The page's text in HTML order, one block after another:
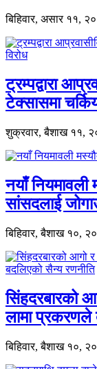
बिहिवार, असार ११,
ट्रम्पद्वारा
टेक्सासमा
शुक्रवार, बैशाख ११,
नयाँ नियमावली
सांसदलाई
बिहिवार, बैशाख १०,
सिंहदरबारको
लामा
बिहिवार, बैशाख १०,